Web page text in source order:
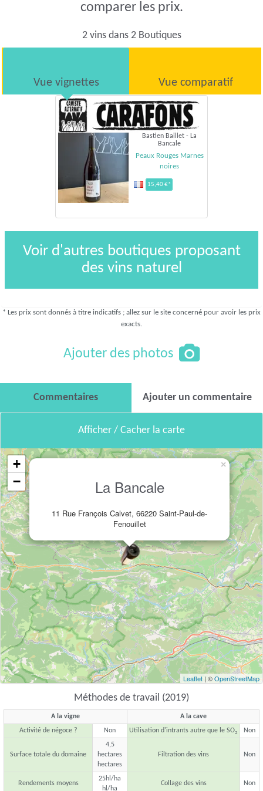
comparer les prix.
2 vins dans 2 Boutiques
Vue vignettes Vue comparatif
Bastien Baillet - La
Bancale
Peaux Rouges Marnes
noires
15,40 €*
Voir d'autres boutiques proposant
des vins naturel
* Les prix sont donnés à titre indicatifs ; allez sur le site concerné pour avoir les prix
exacts.
Ajouter des photos
Commentaires Ajouter un commentaire
Afficher / Cacher la carte
La Bancale
11 Rue François Calvet, 66220 Saint-Paul-de-
Fenouillet
×
+
−
Leaflet | ©OpenStreetMap
Méthodes de travail (2019)
A la vigne
A la cave
Activité de négoce ?
Non Utilisation d'intrants autre que le SO2 Non
Surface totale du domaine
4,5
hectares
hectares
Filtration des vins Non
Rendements moyens
25hl/ha
hl/ha
Collage des vins Non